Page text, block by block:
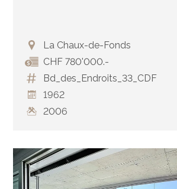
La Chaux-de-Fonds
CHF 780'000.-
Bd_des_Endroits_33_CDF
1962
2006